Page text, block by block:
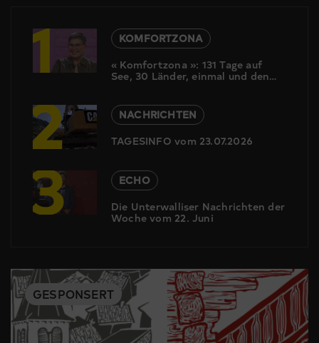
1
KOMFORTZONA
« Komfortzona »: 131 Tage auf
See, 30 Länder, einmal und den
Wieso aber diese Reise?
2
NACHRICHTEN
TAGESINFO vom 23.07.2026
3
ECHO
Die Unterwalliser Nachrichten der
Woche vom 22. Juni
GESPONSERT